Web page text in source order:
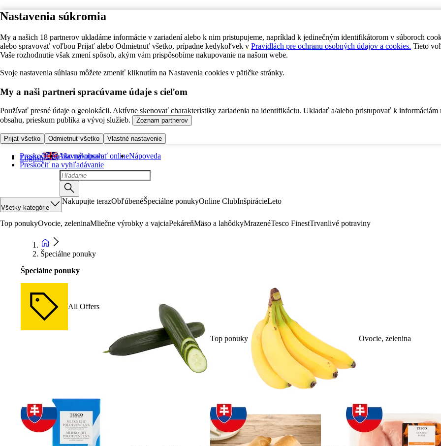
Nastavenia súkromia
My a našich 18 partnerov ukladáme informácie v zariadení alebo k nim pristupujeme, napríklad k jedinečným identifikátorom v súboroch
alebo spravovať voľbou Prijať alebo Odmietnuť všetko, prípadne kedykoľvek v Pravidlách pre ochranu osobných údajov a cookies. Tieto
Vaše rozhodnutie však zmení spôsob, akým vám prispôsobíme nakupovanie na našom webe.
Svoje nastavenia súhlasu môžete zmeniť kliknutím na Nastavenia cookies v pätičke stránky.
My a naši partneri spracúvame údaje s cieľom
Používať presné údaje o geolokácii. Aktívne skenovať charakteristiky zariadenia na identifikáciu. Ukladať a/alebo pristupovať k informáciám
obsahu, prieskum publika a vývoj služieb.
Zoznam partnerov
Prijať všetko Odmietnuť všetko Vlastné nastavenie
Preskočiť na hlavný obsah
Preskočiť na vyhľadávanie
English Ako nakupovať onlineNápoveda
Všetky kategórie
Nakupujte terazObľúbenéŠpeciálne ponukyOnline ClubInšpirácieLeto
Top ponukyOvocie, zeleninaMliečne výrobky a vajciaPekáreňMäso a lahôdkyMrazenéTesco FinestTrvanlivé potraviny
Špeciálne ponuky
Špeciálne ponuky
All Offers
Top ponuky Ovocie, zelenina